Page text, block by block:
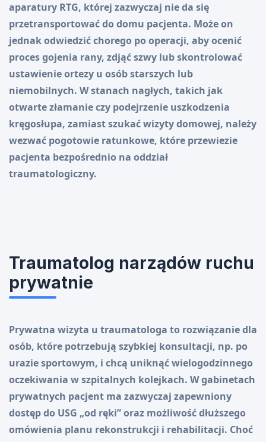
aparatury RTG, której zazwyczaj nie da się
przetransportować do domu pacjenta. Może on
jednak odwiedzić chorego po operacji, aby ocenić
proces gojenia rany, zdjąć szwy lub skontrolować
ustawienie ortezy u osób starszych lub
niemobilnych. W stanach nagłych, takich jak
otwarte złamanie czy podejrzenie uszkodzenia
kręgosłupa, zamiast szukać wizyty domowej, należy
wezwać pogotowie ratunkowe, które przewiezie
pacjenta bezpośrednio na oddział
traumatologiczny.
Traumatolog narządów ruchu
prywatnie
Prywatna wizyta u traumatologa to rozwiązanie dla
osób, które potrzebują szybkiej konsultacji, np. po
urazie sportowym, i chcą uniknąć wielogodzinnego
oczekiwania w szpitalnych kolejkach. W gabinetach
prywatnych pacjent ma zazwyczaj zapewniony
dostęp do USG „od ręki” oraz możliwość dłuższego
omówienia planu rekonstrukcji i rehabilitacji. Choć